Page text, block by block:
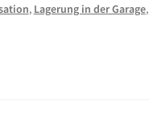
, Lagerung in der Garage,